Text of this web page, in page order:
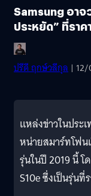
Samsung อาจ
ประหยัด” ที่รา
ปรีดี ฤกษ์วลีกุล |
แหล่งข่าวในประ
หน่ายสมาร์ทโฟน
รุ่นในปี 2019 นี้
S10e ซึ่งเป็นรุ่น